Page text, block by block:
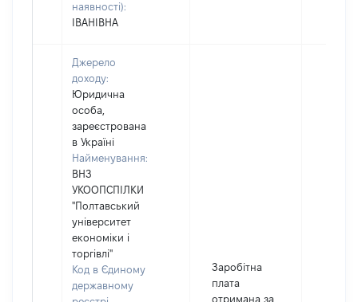
наявності):
ІВАНІВНА
Джерело
доходу:
Юридична
особа,
зареєстрована
в Україні
Найменування:
ВНЗ
УКООПСПІЛКИ
"Полтавський
університет
економіки і
торгівлі"
Код в Єдиному
державному
Заробітна
плата
отримана за